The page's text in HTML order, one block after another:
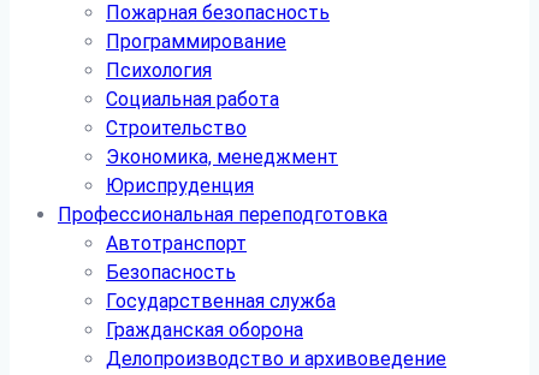
Пожарная безопасность
Программирование
Психология
Социальная работа
Строительство
Экономика, менеджмент
Юриспруденция
Профессиональная переподготовка
Автотранспорт
Безопасность
Государственная служба
Гражданская оборона
Делопроизводство и архивоведение